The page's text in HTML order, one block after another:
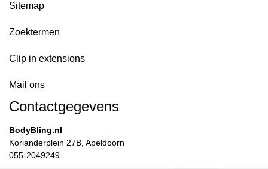
Sitemap
Zoektermen
Clip in extensions
Mail ons
Contactgegevens
BodyBling.nl
Korianderplein 27B, Apeldoorn
055-2049249